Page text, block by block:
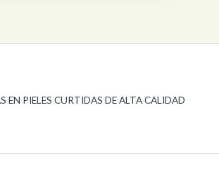
EN PIELES CURTIDAS DE ALTA CALIDAD